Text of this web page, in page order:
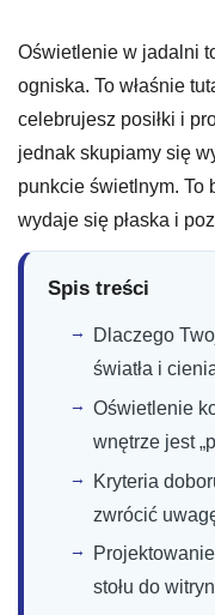
Oświetlenie w jadalni
ogniska. To właśnie
celebrujesz posiłki i
jednak skupiamy się
punkcie świetlnym. To
wydaje się płaska i
Spis treści
Dlaczego
światła i
Oświetlenie
wnętrze jest
Kryteria
zwrócić
stołu do